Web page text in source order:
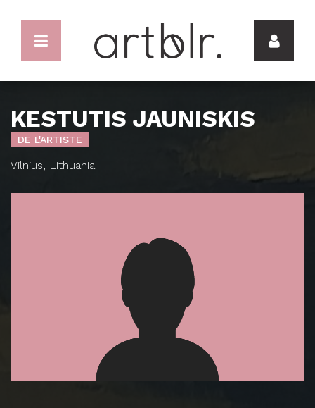
KESTUTIS JAUNISKIS
DE L'ARTISTE
Vilnius, Lithuania